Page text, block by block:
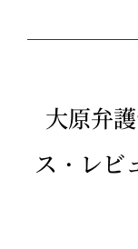
大原弁
ス・レビ